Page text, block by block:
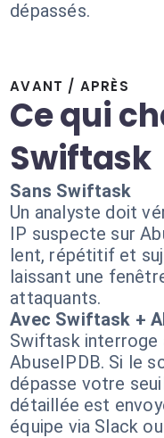
dépassés.
AVANT / APRÈS
Ce qui
Swiftask
Sans Swiftask
Un analyste doit
IP suspecte sur
lent, répétitif et
laissant une
attaquants.
Avec Swiftask +
Swiftask
AbuseIPDB. Si le
dépasse votre
détaillée est
équipe via Slack